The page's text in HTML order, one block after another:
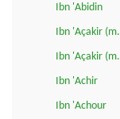
Ibn 'Abidin
Ibn 'Açakir
Ibn 'Açakir
Ibn 'Achir
Ibn 'Achour